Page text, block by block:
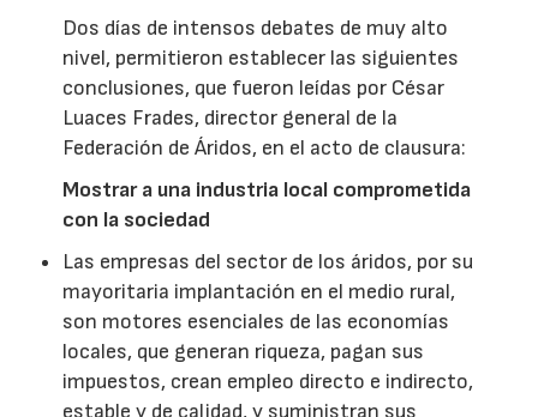
Dos días de intensos debates de muy alto
nivel, permitieron establecer las siguientes
conclusiones, que fueron leídas por César
Luaces Frades, director general de la
Federación de Áridos, en el acto de clausura:
Mostrar a una industria local comprometida
con la sociedad
Las empresas del sector de los áridos, por su
mayoritaria implantación en el medio rural,
son motores esenciales de las economías
locales, que generan riqueza, pagan sus
impuestos, crean empleo directo e indirecto,
estable y de calidad, y suministran sus